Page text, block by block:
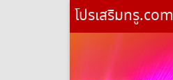
โปรเสริมทรู.com